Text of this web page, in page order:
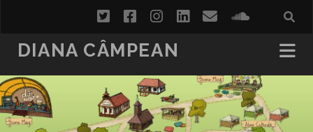
twitterfacebookinstagram
linkedin
email
DIANA CÂMPEAN